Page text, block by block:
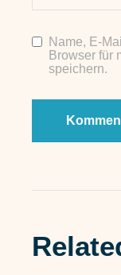
Name, E-
Browser für
speichern.